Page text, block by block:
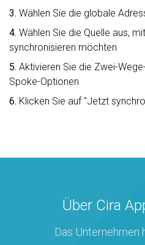
3. Wählen Sie die globale
4. Wählen Sie die Quelle aus,
synchronisieren möchten
5. Aktivieren Sie die Zwei-
Spoke-Optionen
6. Klicken Sie auf "Jetzt
Über Cira
Das Unternehmen